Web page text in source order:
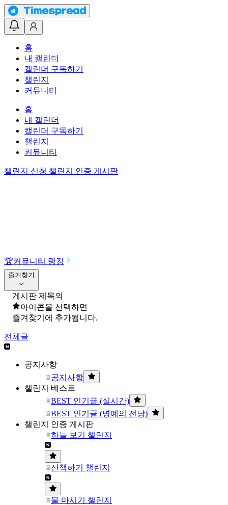
홈
내 캘린더
캘린더 구독하기
챌린지
커뮤니티
홈
내 캘린더
캘린더 구독하기
챌린지
커뮤니티
챌린지 신청 챌린지 인증 게시판
🏆커뮤니티 랭킹
즐겨찾기
게시판 제목의
아이콘을 선택하면
즐겨찾기에 추가됩니다.
전체글
공지사항
공지사항
챌린지 베스트
BEST 인기글 (실시간)
BEST 인기글 (명예의 전당)
챌린지 인증 게시판
하늘 보기 챌린지
산책하기 챌린지
물 마시기 챌린지